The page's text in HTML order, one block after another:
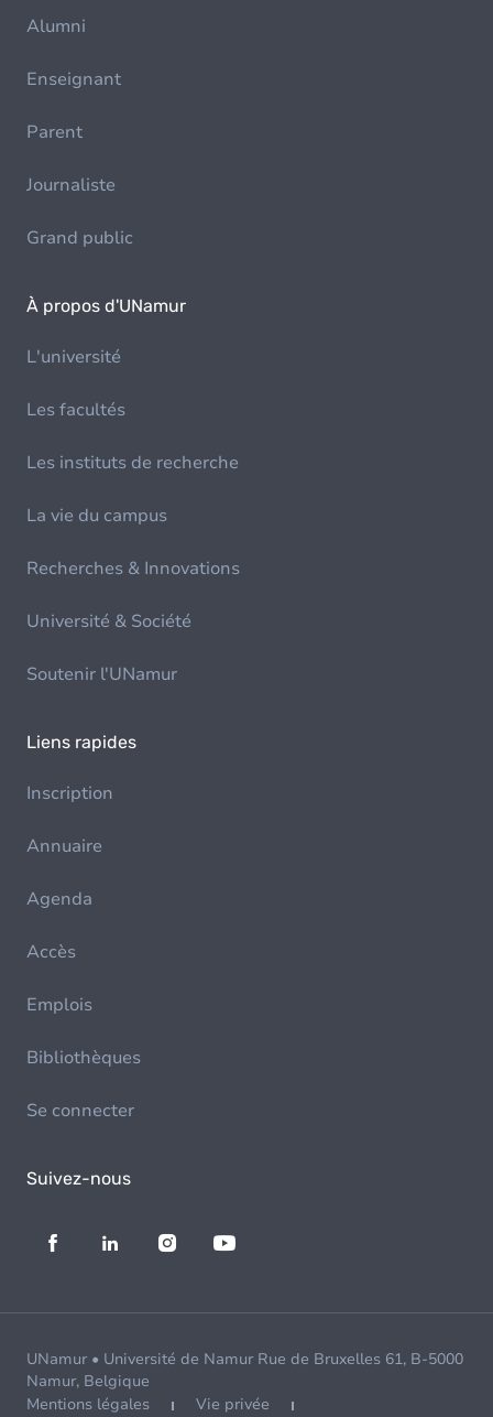
Alumni
Enseignant
Parent
Journaliste
Grand public
À propos d'UNamur
L'université
Les facultés
Les instituts de recherche
La vie du campus
Recherches & Innovations
Université & Société
Soutenir l'UNamur
Liens rapides
Inscription
Annuaire
Agenda
Accès
Emplois
Bibliothèques
Se connecter
Suivez-nous
UNamur • Université de Namur Rue de Bruxelles 61, B-5000
Namur, Belgique
Mentions légales
Vie privée